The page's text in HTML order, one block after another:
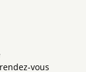
vous